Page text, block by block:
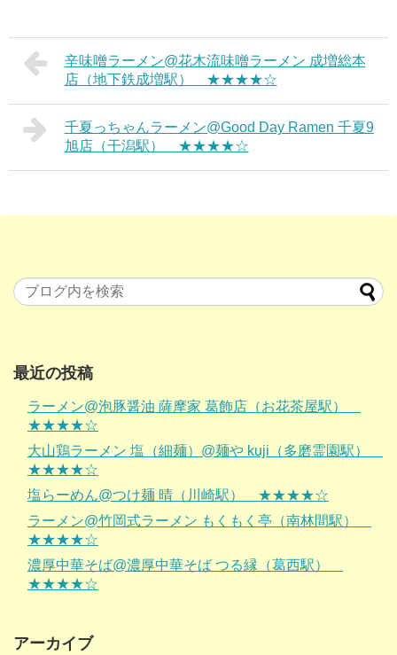
辛味噌ラーメン@花木流味噌ラーメン 成増総本
店（地下鉄成増駅） ★★★★☆
千夏っちゃんラーメン@Good Day Ramen 千夏9
旭店（干潟駅） ★★★★☆
最近の投稿
ラーメン@泡豚醤油 薩摩家 葛飾店（お花茶屋駅）
★★★★☆
大山鶏ラーメン 塩（細麺）@麺や kuji（多磨霊園駅）
★★★★☆
塩らーめん@つけ麺 晴（川崎駅） ★★★★☆
ラーメン@竹岡式ラーメン もくもく亭（南林間駅）
★★★★☆
濃厚中華そば@濃厚中華そば つる縁（葛西駅）
★★★★☆
アーカイブ